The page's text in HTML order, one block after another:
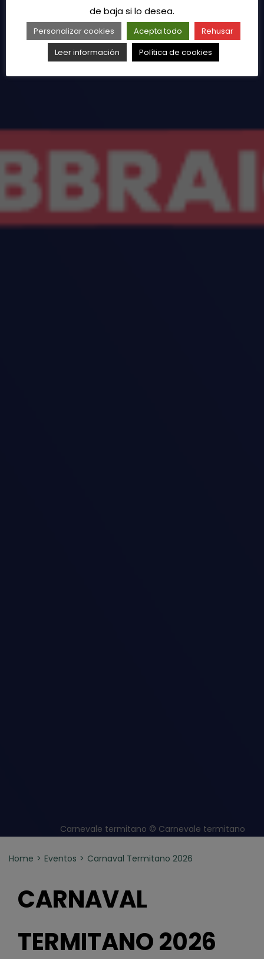
Carnevale termitano © Carnevale termitano
Home Eventos Carnaval Termitano 2026
CARNAVAL
TERMITANO 2026
de baja si lo desea.
Personalizar cookies Acepta todo
Rehusar
Leer información
Política de cookies